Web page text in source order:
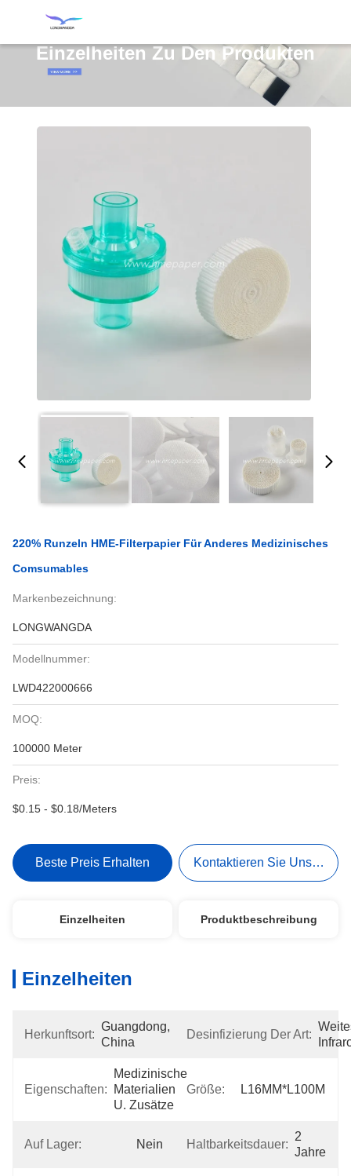
Einzelheiten Zu Den Produkten
220% Runzeln HME-Filterpapier Für Anderes Medizinisches
Comsumables
Markenbezeichnung:
LONGWANGDA
Modellnummer:
LWD422000666
MOQ:
100000 Meter
Preis:
$0.15 - $0.18/Meters
Beste Preis Erhalten Kontaktieren Sie Uns Jetzt
Einzelheiten Produktbeschreibung
Einzelheiten
Herkunftsort:
Guangdong,
China
Desinfizierung Der Art:
Eigenschaften:
Medizinische
Materialien
U. Zusätze
Größe: L16MM*L100M
Auf Lager: Nein Haltbarkeitsdauer:
2
Jahre